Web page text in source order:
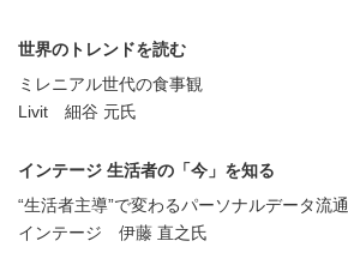
世界のトレンドを読む
ミレニアル世代の食事観
Livit 細谷 元氏
インテージ 生活者の「今」を知る
“生活者主導”で変わるパーソナルデータ流通
インテージ 伊藤 直之氏